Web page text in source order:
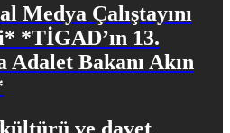
Çalıştayını
*TİGAD’ın 13.
Adalet Bakanı Akın
ve davet